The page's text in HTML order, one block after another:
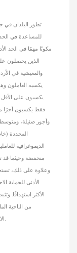
تطور البلدان في
للمساعدة في
مكونًا مهمًا في الحد
الذين يحصلون
والمعيشية في
يكسبه العاملون
يكسبون على الأقل
فقط يكسبون أجرًا
وأجور ضئيلة،
المحددة
الديموغرافية
منخفضة وحيثما قد
وعلاوة على ذلك،
الأدنى للحماية
الأكثر استهدافًا.
من الناحية
الاجتماعية أكثر بكثير مما يتم تنفيذه حاليًا في الأردن وتونس.